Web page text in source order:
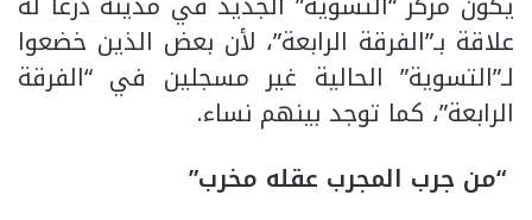
علاقة بـ”الفرقة الرابعة”، لأن بعض الذين خضعوا
لـ”التسوية” الحالية غير مسجلين في “الفرقة
الرابعة”، كما توجد بينهم نساء.
“من جرب المجرب عقله مخرب”